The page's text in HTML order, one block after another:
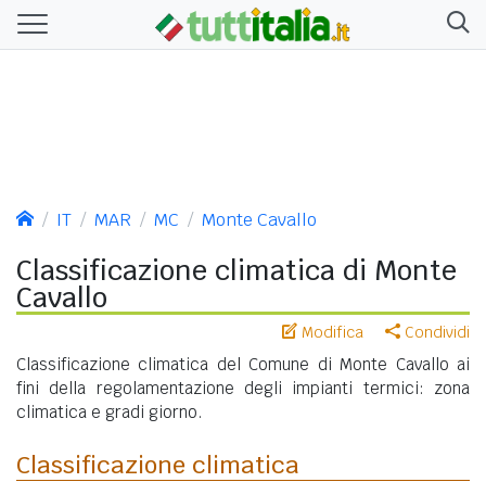
IT MAR MC Monte Cavallo
Classificazione climatica di Monte
Cavallo
Modifica Condividi
Classificazione climatica del Comune di Monte Cavallo ai
fini della regolamentazione degli impianti termici: zona
climatica e gradi giorno.
Classificazione climatica